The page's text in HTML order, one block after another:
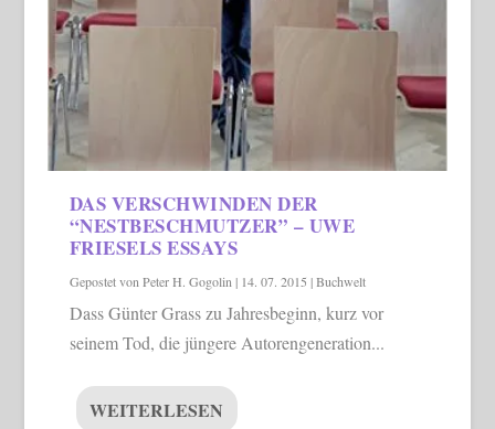
DAS VERSCHWINDEN DER
“NESTBESCHMUTZER” – UWE
FRIESELS ESSAYS
Gepostet vonPeter H. Gogolin| 14. 07. 2015 |Buchwelt
Dass Günter Grass zu Jahresbeginn, kurz vor
seinem Tod, die jüngere Autorengeneration...
WEITERLESEN